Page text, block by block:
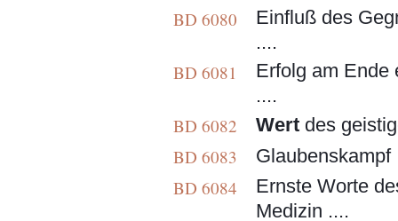
BD 6080
Einfluß des
....
BD 6081
Erfolg am Ende
....
BD 6082
Wert des
BD 6083
BD 6084
Ernste Worte
Medizin ....